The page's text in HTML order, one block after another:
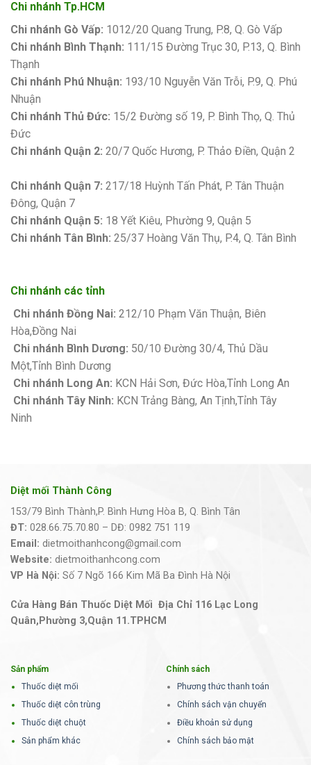
Chi nhánh Tp.HCM
Chi nhánh Gò Vấp: 1012/20 Quang Trung, P.8, Q. Gò Vấp
Chi nhánh Bình Thạnh: 111/15 Đường Trục 30, P.13, Q. Bình
Thạnh
Chi nhánh Phú Nhuận: 193/10 Nguyễn Văn Trỗi, P.9, Q. Phú
Nhuận
Chi nhánh Thủ Đức: 15/2 Đường số 19, P. Bình Thọ, Q. Thủ
Đức
Chi nhánh Quận 2: 20/7 Quốc Hương, P. Thảo Điền, Quận 2
Chi nhánh Quận 7: 217/18 Huỳnh Tấn Phát, P. Tân Thuận
Đông, Quận 7
Chi nhánh Quận 5: 18 Yết Kiêu, Phường 9, Quận 5
Chi nhánh Tân Bình: 25/37 Hoàng Văn Thụ, P.4, Q. Tân Bình
Chi nhánh các tỉnh
Chi nhánh Đồng Nai: 212/10 Phạm Văn Thuận, Biên
Hòa,Đồng Nai
Chi nhánh Bình Dương: 50/10 Đường 30/4, Thủ Dầu
Một,Tỉnh Bình Dương
Chi nhánh Long An: KCN Hải Sơn, Đức Hòa,Tỉnh Long An
Chi nhánh Tây Ninh: KCN Trảng Bàng, An Tịnh,Tỉnh Tây
Ninh
Diệt mối Thành Công
153/79 Bình Thành,P. Bình Hưng Hòa B, Q. Bình Tân
ĐT: 028.66.75.70.80 – DĐ: 0982 751 119
Email: dietmoithanhcong@gmail.com
Website: dietmoithanhcong.com
VP Hà Nội: Số 7 Ngõ 166 Kim Mã Ba Đình Hà Nội
Cửa Hàng Bán Thuốc Diệt Mối Địa Chỉ 116 Lạc Long
Quân,Phường 3,Quận 11.TPHCM
Sản phẩm
Thuốc diệt mối
Thuốc diệt côn trùng
Thuốc diệt chuột
Sản phẩm khác
Chính sách
Phương thức thanh toán
Chính sách vận chuyển
Điều khoản sử dụng
Chính sách bảo mật